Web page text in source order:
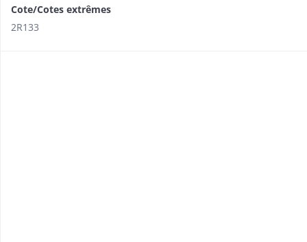
Cote/Cotes extrêmes
2R133